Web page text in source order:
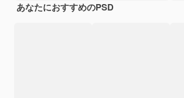
あなたにおすすめのPSD